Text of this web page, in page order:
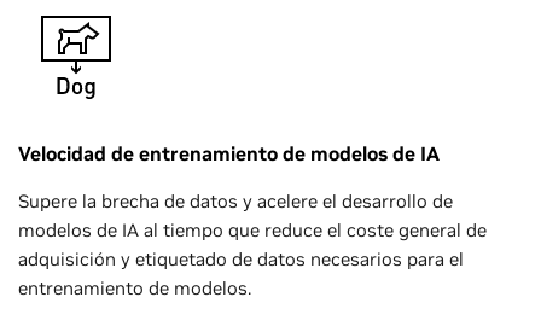
Velocidad de entrenamiento de modelos de IA
Supere la brecha de datos y acelere el desarrollo de
modelos de IA al tiempo que reduce el coste general de
adquisición y etiquetado de datos necesarios para el
entrenamiento de modelos.